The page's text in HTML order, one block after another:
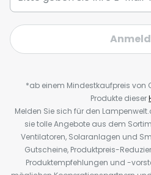
*ab einem Mindestkaufpreis von
Produkte dieser
Melden Sie sich für den
sie tolle Angebote aus dem
Ventilatoren, Solaranlagen und
Gutscheine, Produktpreis-
Produktempfehlungen und -